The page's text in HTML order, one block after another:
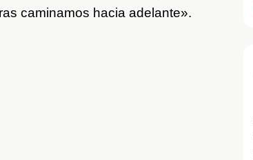
caminamos hacia adelante».